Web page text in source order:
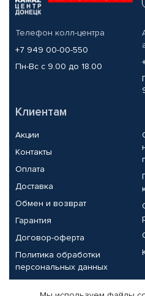
Телефон колл-центра
+7 949 00-00-550
Пн-Вс с 9.00 до 18.00
Клиентам
Акции
Контакты
Оплата
Доставка
Обмен и возврат
Гарантия
Договор-оферта
Политика обработки
персональных данных